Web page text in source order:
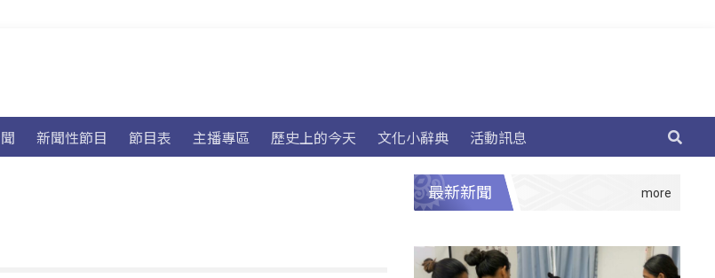
新聞性節目 節目表 主播專區 歷史上的今天 文化小辭典 活動訊息
最新新聞